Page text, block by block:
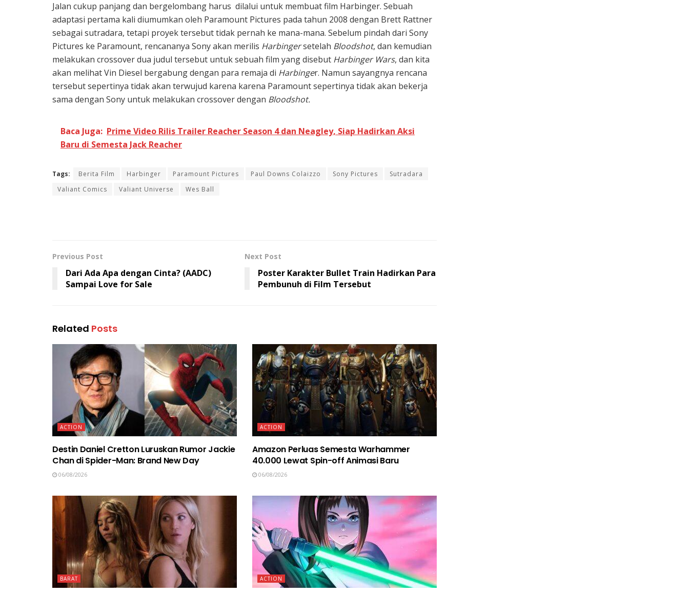
Jalan cukup panjang dan bergelombang harus dilalui untuk membuat film Harbinger. Sebuah
adaptasi pertama kali diumumkan oleh Paramount Pictures pada tahun 2008 dengan Brett Rattner
sebagai sutradara, tetapi proyek tersebut tidak pernah ke mana-mana. Sebelum pindah dari Sony
Pictures ke Paramount, rencananya Sony akan merilis Harbingersetelah Bloodshot, dan kemudian
melakukan crossover dua judul tersebut untuk sebuah film yang disebut Harbinger Wars, dan kita
akan melihat Vin Diesel bergabung dengan para remaja di Harbinger. Namun sayangnya rencana
tersebut sepertinya tidak akan terwujud karena karena Paramount sepertinya tidak akan bekerja
sama dengan Sony untuk melakukan crossover dengan Bloodshot.
Baca Juga: Prime Video Rilis Trailer Reacher Season 4 dan Neagley, Siap Hadirkan Aksi
Baru di Semesta Jack Reacher
Tags: Berita Film Harbinger Paramount Pictures Paul Downs Colaizzo Sony Pictures
Sutradara
Valiant Comics
Valiant Universe Wes Ball
Previous Post
Dari Ada Apa dengan Cinta? (AADC)
Sampai Love for Sale
Next Post
Poster Karakter Bullet Train Hadirkan Para
Pembunuh di Film Tersebut
Related Posts
ACTION
Destin Daniel Cretton Luruskan Rumor Jackie
Chan di Spider-Man: Brand New Day
06/08/2026
ACTION
Amazon Perluas Semesta Warhammer
40.000 Lewat Spin-off Animasi Baru
06/08/2026
BARAT ACTION